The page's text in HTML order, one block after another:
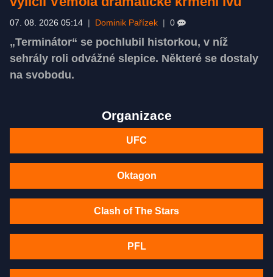
07. 08. 2026 05:14 Dominik Pařízek 0
„Terminátor“ se pochlubil historkou, v níž
sehrály roli odvážné slepice. Některé se dostaly
na svobodu.
Organizace
UFC
Oktagon
Clash of The Stars
PFL